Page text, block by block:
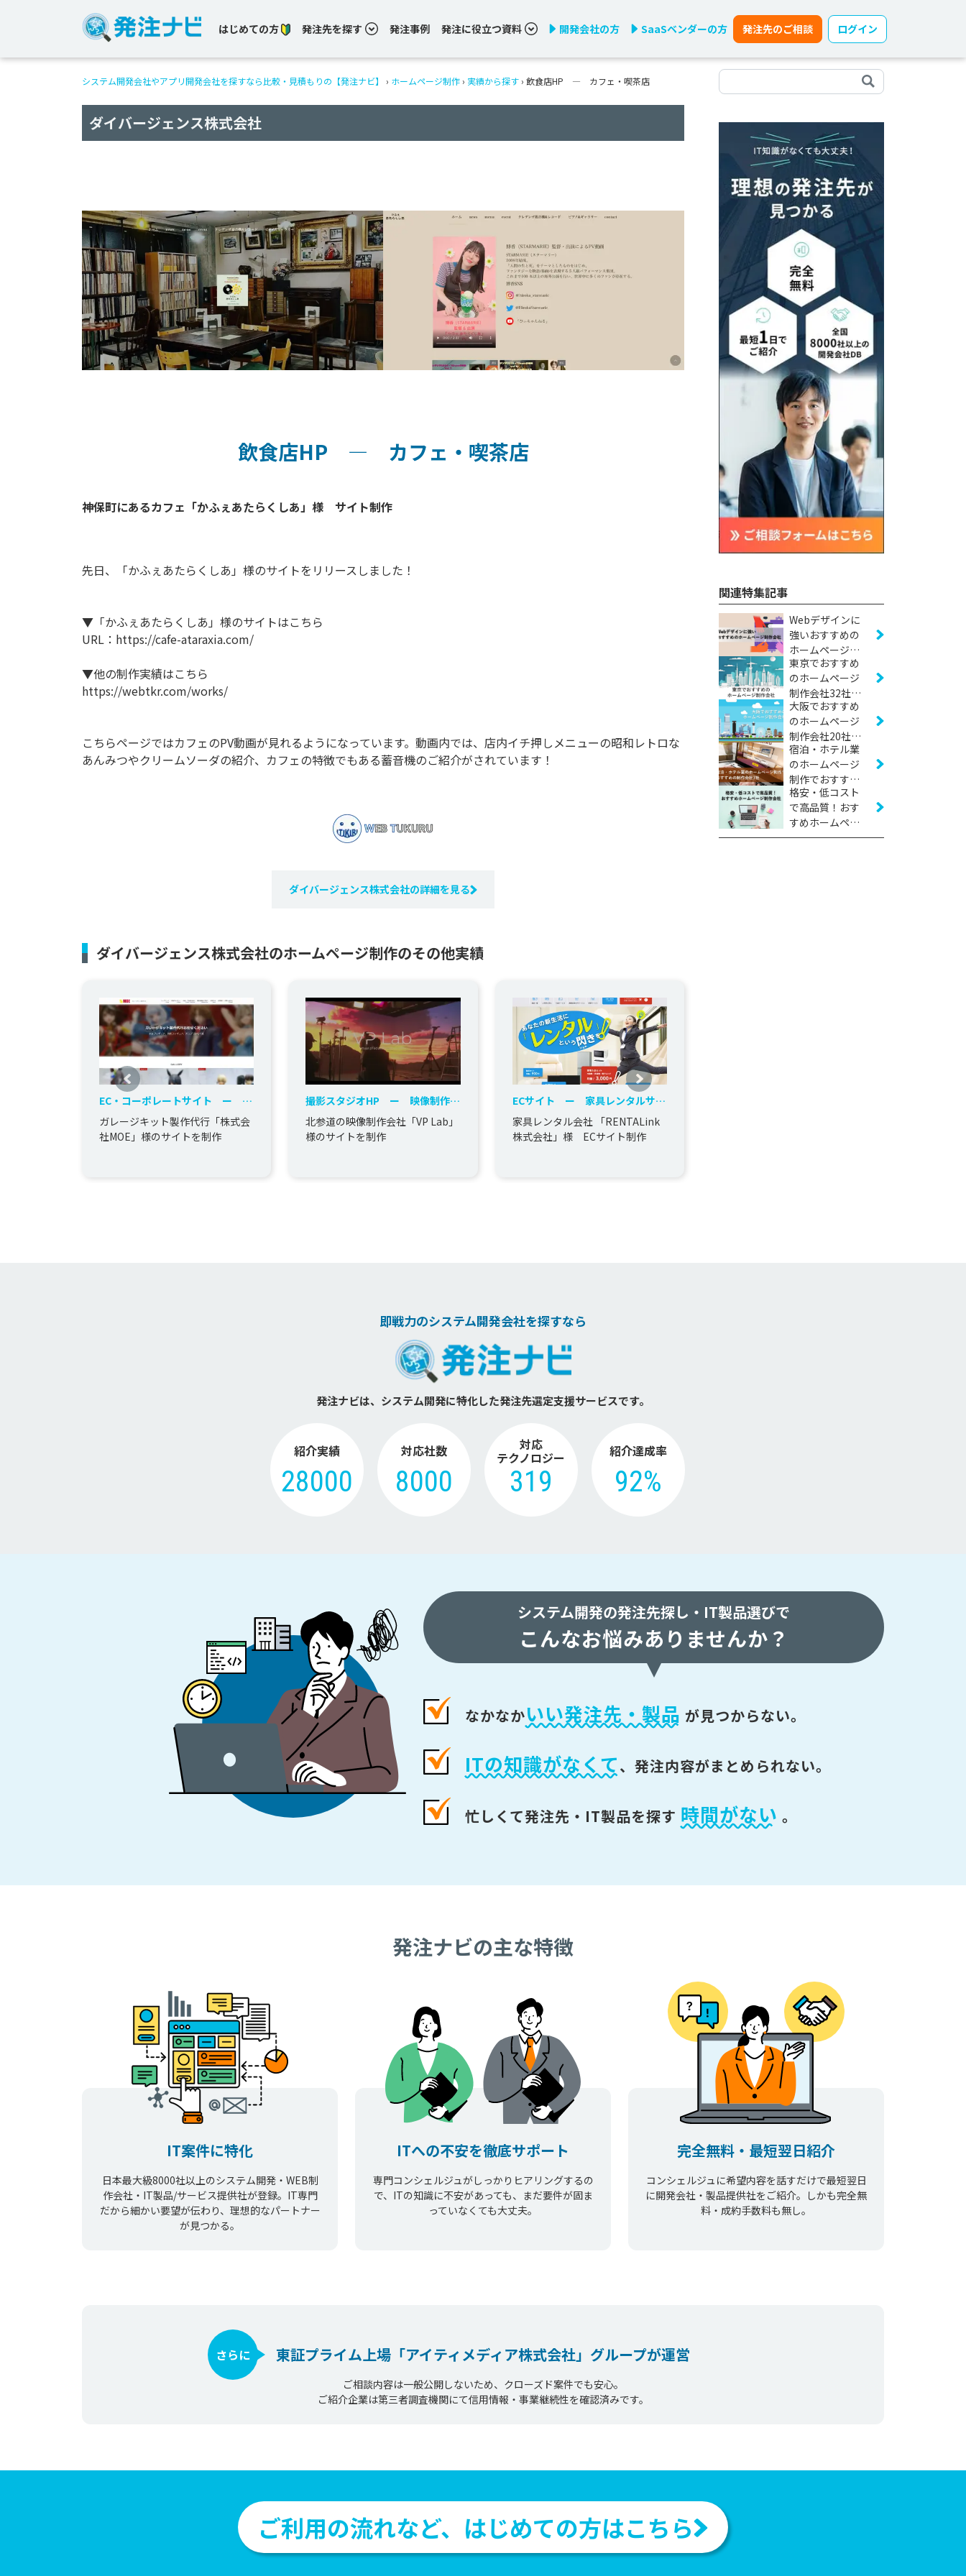
はじめての方 発注先を探す 発注事例 発注に役立つ資料 開発会社の方 SaaSベンダーの方 発注先のご相談 ログイン
システム開発会社やアプリ開発会社を探すなら比較・見積もりの【発注ナビ】 › ホームページ制作 › 実績から探す › 飲食店HP ― カフェ・喫茶店
ダイバージェンス株式会社
飲食店HP ― カフェ・喫茶店
神保町にあるカフェ「かふぇあたらくしあ」様　サイト制作
先日、「かふぇあたらくしあ」様のサイトをリリースしました！
▼「かふぇあたらくしあ」様のサイトはこちら
URL：https://cafe-ataraxia.com/
▼他の制作実績はこちら
https://webtkr.com/works/
こちらページではカフェのPV動画が見れるようになっています。動画内では、店内イチ押しメニューの昭和レトロな
あんみつやクリームソーダの紹介、カフェの特徴でもある蓄音機のご紹介がされています！
ダイバージェンス株式会社の詳細を見る
ダイバージェンス株式会社のホームページ制作のその他実績
EC・コーポレートサイト ー ガ
レージキット製作会社
ガレージキット製作代行「株式会
社MOE」様のサイトを制作
撮影スタジオHP ー 映像制作会
社
北参道の映像制作会社「VP Lab」
様のサイトを制作
ECサイト ー 家具レンタルサー
ビス
家具レンタル会社 「RENTALink
株式会社」様 ECサイト制作
関連特集記事
Webデザインに
強いおすすめの
ホームページ制
作会社22社
【2026年版】
東京でおすすめ
のホームページ
制作会社32社
【2026年版】
大阪でおすすめ
のホームページ
制作会社20社
【2026年版】
宿泊・ホテル業
のホームページ
制作でおすすめ
の制作会社7社
【2026年版】
格安・低コスト
で高品質！おす
すめホームペー
ジ制作会社17社
即戦力のシステム開発会社を探すなら
発注ナビは、システム開発に特化した発注先選定支援サービスです。
紹介実績
28000
対応社数
8000
対応
テクノロジー
319
紹介達成率
92%
システム開発の発注先探し・ IT製品選びで
こんなお悩みありませんか？
なかなかいい発注先・製品 が見つからない。
ITの知識がなくて、 発注内容がまとめられない。
忙しくて発注先・IT製品を探す 時間がない 。
発注ナビの主な特徴
IT案件に特化
日本最大級8000社以上のシステム開発・WEB制
作会社・IT製品/サービス提供社が登録。IT専門
だから細かい要望が伝わり、理想的なパートナー
が見つかる。
ITへの不安を徹底サポート
専門コンシェルジュがしっかりヒアリングするの
で、ITの知識に不安があっても、まだ要件が固ま
っていなくても大丈夫。
完全無料・最短翌日紹介
コンシェルジュに希望内容を話すだけで最短翌日
に開発会社・製品提供社をご紹介。しかも完全無
料・成約手数料も無し。
東証プライム上場 「アイティメディア株式会社」 グループが運営
さらに
ご相談内容は一般公開しないため、クローズド案件でも安心。
ご紹介企業は第三者調査機関にて信用情報・事業継続性を確認済みです。
ご利用の流れなど、 はじめての方はこちら